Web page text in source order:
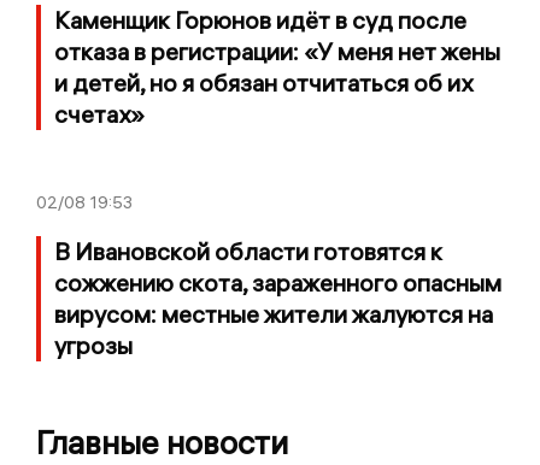
Каменщик Горюнов идёт в суд после
отказа в регистрации: «У меня нет жены
и детей, но я обязан отчитаться об их
счетах»
02/08 19:53
В Ивановской области готовятся к
сожжению скота, зараженного опасным
вирусом: местные жители жалуются на
угрозы
Главные новости